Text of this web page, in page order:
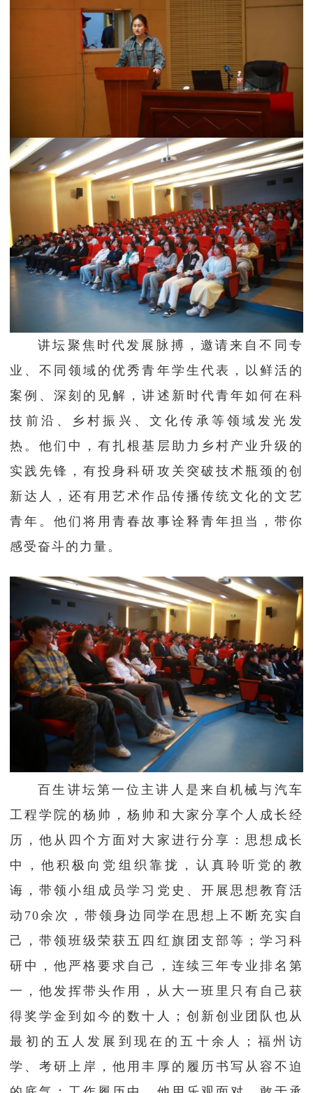
讲坛聚焦时代发展脉搏，邀请来自不同专
业、不同领域的优秀青年学生代表，以鲜活的
案例、深刻的见解，讲述新时代青年如何在科
技前沿、乡村振兴、文化传承等领域发光发
热。他们中，有扎根基层助力乡村产业升级的
实践先锋，有投身科研攻关突破技术瓶颈的创
新达人，还有用艺术作品传播传统文化的文艺
青年。他们将用青春故事诠释青年担当，带你
感受奋斗的力量。
百生讲坛第一位主讲人是来自机械与汽车
工程学院的杨帅，杨帅和大家分享个人成长经
历，他从四个方面对大家进行分享：思想成长
中，他积极向党组织靠拢，认真聆听党的教
诲，带领小组成员学习党史、开展思想教育活
动70余次，带领身边同学在思想上不断充实自
己，带领班级荣获五四红旗团支部等；学习科
研中，他严格要求自己，连续三年专业排名第
一，他发挥带头作用，从大一班里只有自己获
得奖学金到如今的数十人；创新创业团队也从
最初的五人发展到现在的五十余人；福州访
学、考研上岸，他用丰厚的履历书写从容不迫